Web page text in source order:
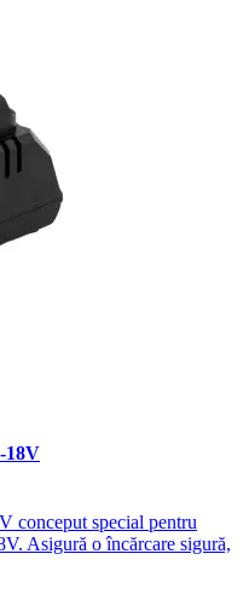
18V
conceput special pentru
Asigură o încărcare sigură,